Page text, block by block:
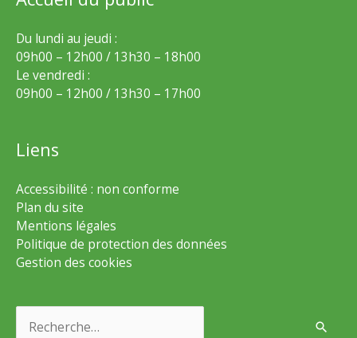
Du lundi au jeudi :
09h00 – 12h00 / 13h30 – 18h00
Le vendredi :
09h00 – 12h00 / 13h30 – 17h00
Liens
Accessibilité : non conforme
Plan du site
Mentions légales
Politique de protection des données
Gestion des cookies